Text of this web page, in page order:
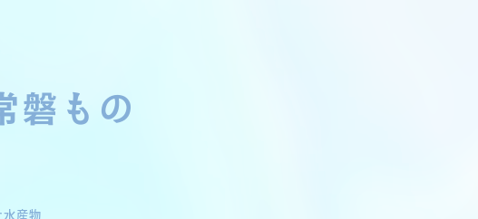
磐もの
水産物